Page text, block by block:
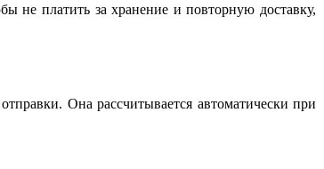
не платить за хранение и повторную доставку,
Она рассчитывается автоматически при